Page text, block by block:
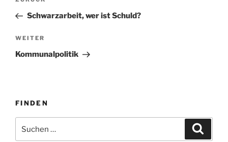
Beitrag
Schwarzarbeit, wer ist Schuld?
Nächster
Beitrag
WEITER
Kommunalpolitik
FINDEN
nach: